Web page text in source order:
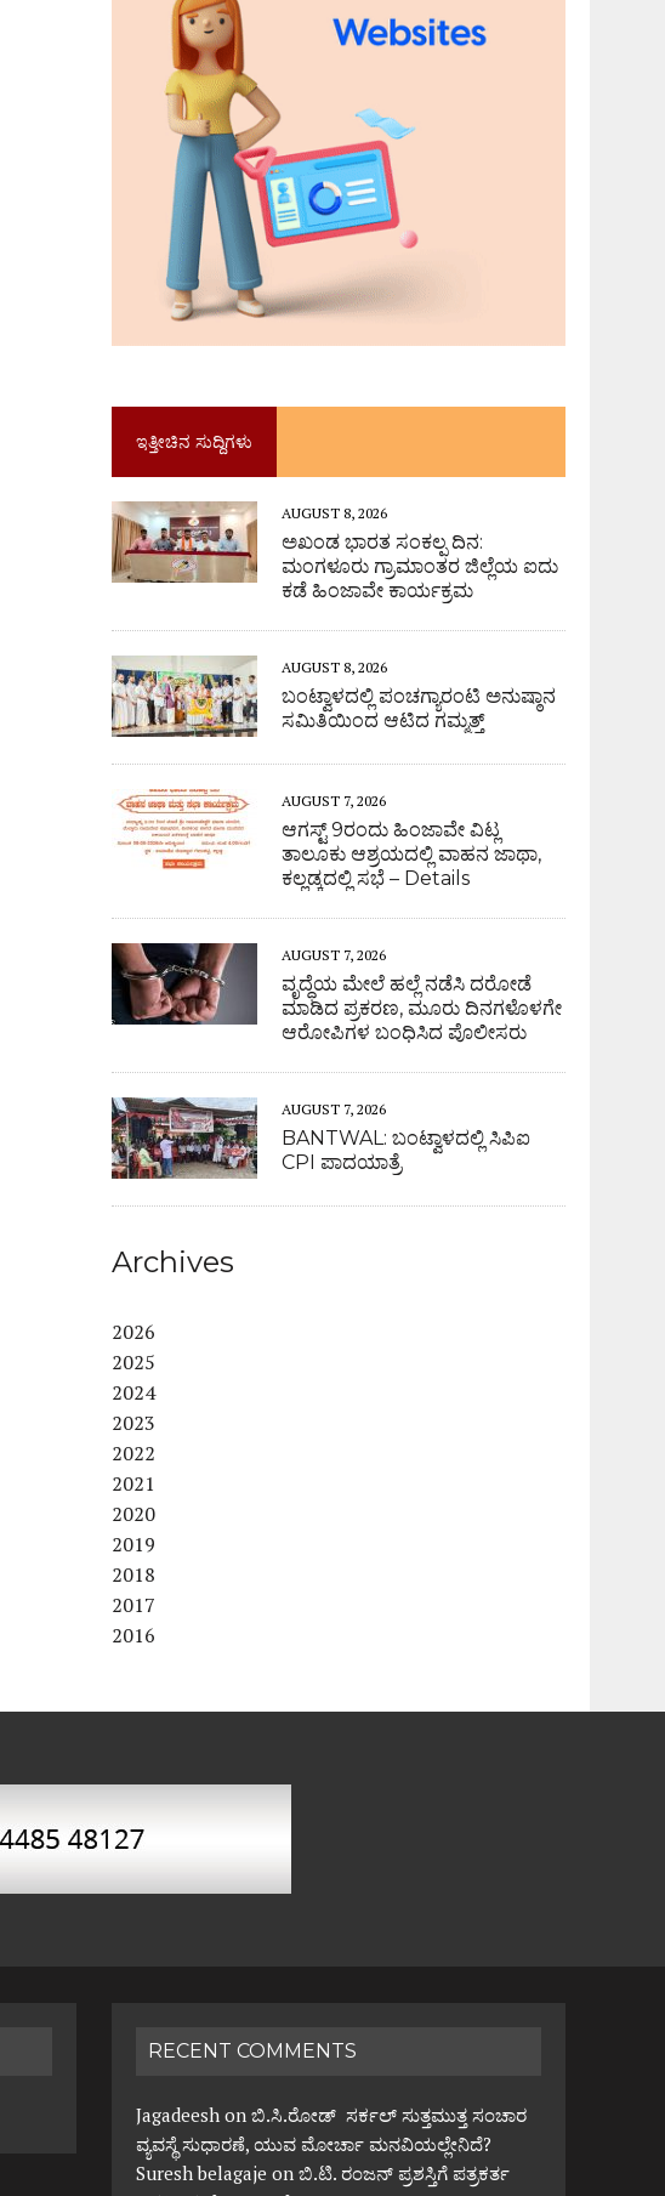
ಇತ್ತೀಚಿನ ಸುದ್ದಿಗಳು
AUGUST 8, 2026
ಅಖಂಡ ಭಾರತ ಸಂಕಲ್ಪ ದಿನ:
ಮಂಗಳೂರು ಗ್ರಾಮಾಂತರ ಜಿಲ್ಲೆಯ ಐದು
ಕಡೆ ಹಿಂಜಾವೇ ಕಾರ್ಯಕ್ರಮ
AUGUST 8, 2026
ಬಂಟ್ವಾಳದಲ್ಲಿ ಪಂಚಗ್ಯಾರಂಟಿ ಅನುಷ್ಠಾನ
ಸಮಿತಿಯಿಂದ ಆಟಿದ ಗಮ್ಮತ್ತ್
AUGUST 7, 2026
ಆಗಸ್ಟ್ 9ರಂದು ಹಿಂಜಾವೇ ವಿಟ್ಲ
ತಾಲೂಕು ಆಶ್ರಯದಲ್ಲಿ ವಾಹನ ಜಾಥಾ,
ಕಲ್ಲಡ್ಕದಲ್ಲಿ ಸಭೆ – Details
AUGUST 7, 2026
ವೃದ್ಧೆಯ ಮೇಲೆ ಹಲ್ಲೆ ನಡೆಸಿ ದರೋಡೆ
ಮಾಡಿದ ಪ್ರಕರಣ, ಮೂರು ದಿನಗಳೊಳಗೇ
ಆರೋಪಿಗಳ ಬಂಧಿಸಿದ ಪೊಲೀಸರು
AUGUST 7, 2026
BANTWAL: ಬಂಟ್ವಾಳದಲ್ಲಿ ಸಿಪಿಐ
CPI ಪಾದಯಾತ್ರೆ
Archives
2026
2025
2024
2023
2022
2021
2020
2019
2018
2017
2016
RECENT COMMENTS
Jagadeesh onಬಿ.ಸಿ.ರೋಡ್ ಸರ್ಕಲ್ ಸುತ್ತಮುತ್ತ ಸಂಚಾರ
ವ್ಯವಸ್ಥೆ ಸುಧಾರಣೆ, ಯುವ ಮೋರ್ಚಾ ಮನವಿಯಲ್ಲೇನಿದೆ?
Suresh belagaje onಬಿ.ಟಿ. ರಂಜನ್ ಪ್ರಶಸ್ತಿಗೆ ಪತ್ರಕರ್ತ